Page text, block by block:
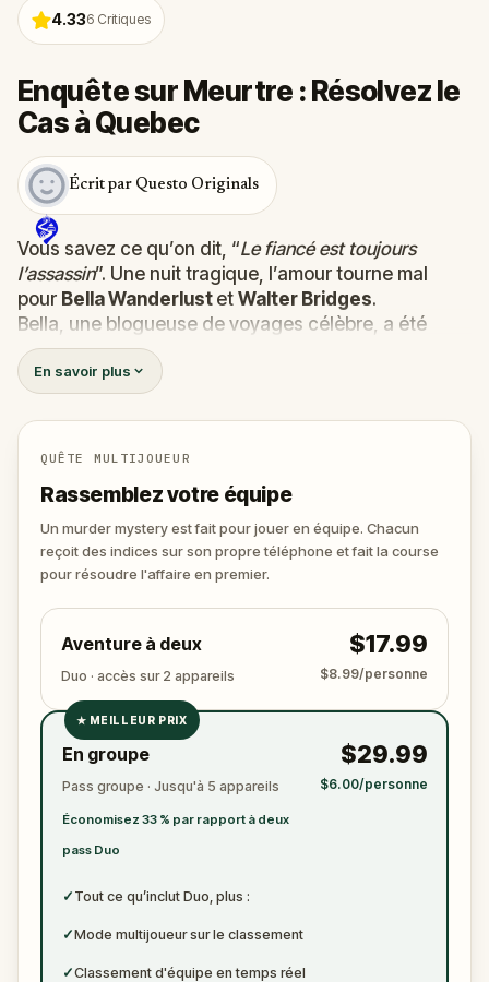
4.336 Critiques
Enquête sur Meurtre : Résolvez le
Cas à Quebec
Écrit par Questo Originals
Vous savez ce qu’on dit, “Le fiancé est toujours
l’assassin”. Une nuit tragique, l’amour tourne mal
pour Bella Wanderlust et Walter Bridges.
Bella, une blogueuse de voyages célèbre, a été
retrouvéemorte
théâtralPercy Shadows
de découvrir la vérité.
Est-ce que ce meutre a été commis par Walter, le
fiancé obsessif ?
spectacle ?
Ou encore par quelqu’un d’autre, tapis dans l’ombre
🔎 Rassemblez les indices, interrogez les
qu’il ne frappe à nouveau. Préparez de quoi noter
les preuves.
En savoir plus
QUÊTE MULTIJOUEUR
Rassemblez votre équipe
Un murder mystery est fait pour jouer en équipe. Chacun
reçoit des indices sur son propre téléphone et fait la course
pour résoudre l'affaire en premier.
Aventure à deux
Duo · accès sur 2 appareils
$17.99
$8.99/personne
✓
✓
★ MEILLEUR PRIX
En groupe
Pass groupe · Jusqu'à 5 appareils
Économisez 33 % par rapport à deux
pass Duo
$29.99
$6.00/personne
✓ Tout ce qu’inclut Duo, plus :
✓Mode multijoueur sur le classement
✓Classement d'équipe en temps réel